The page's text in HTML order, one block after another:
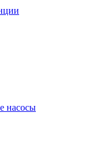
насосы